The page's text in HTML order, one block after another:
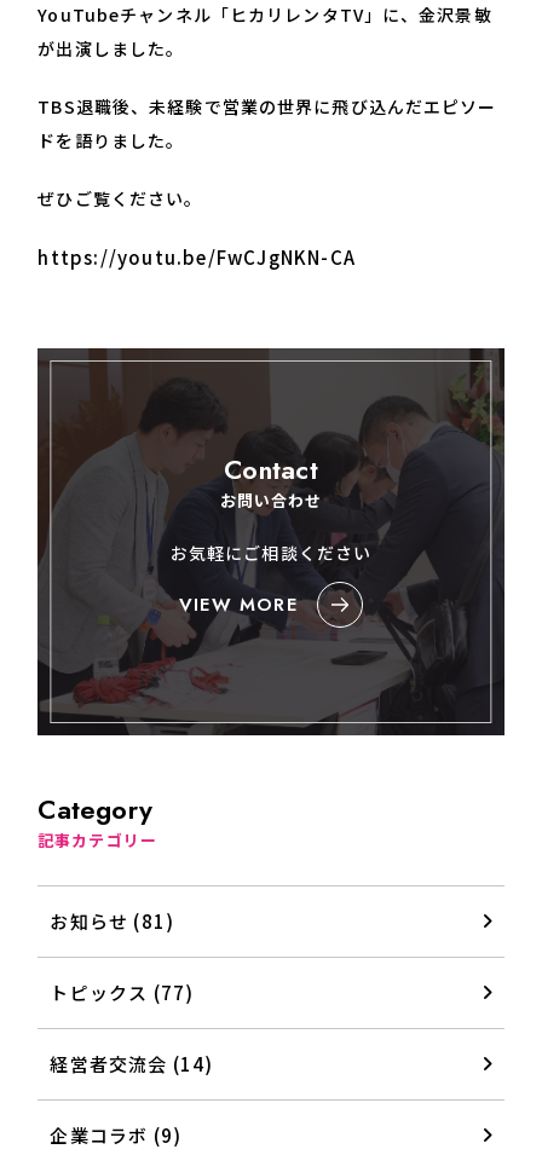
YouTubeチャンネル「ヒカリレンタTV」に、金沢景敏
が出演しました。
TBS退職後、未経験で営業の世界に飛び込んだエピソー
ドを語りました。
ぜひご覧ください。
https://youtu.be/FwCJgNKN-CA
Contact
お問い合わせ
お気軽にご相談ください
VIEW MORE
Category
記事カテゴリー
お知らせ (81)
トピックス (77)
経営者交流会 (14)
企業コラボ (9)